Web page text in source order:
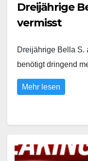
Dreijährige
vermisst
Dreijährige Bella S.
benötigt dringend
Mehr lesen